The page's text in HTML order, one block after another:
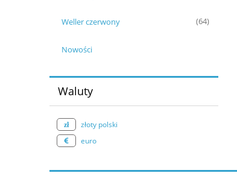
Weller czerwony (64)
Nowości
Waluty
złoty polski
euro